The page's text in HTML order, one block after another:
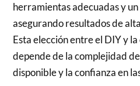
herramientas adecuadas y
asegurando resultados de
Esta elección entre el DIY y
depende de la complejidad
disponible y la confianza en